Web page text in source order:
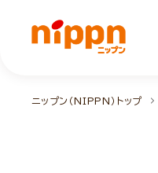
ニップン（NIPPN）トップ